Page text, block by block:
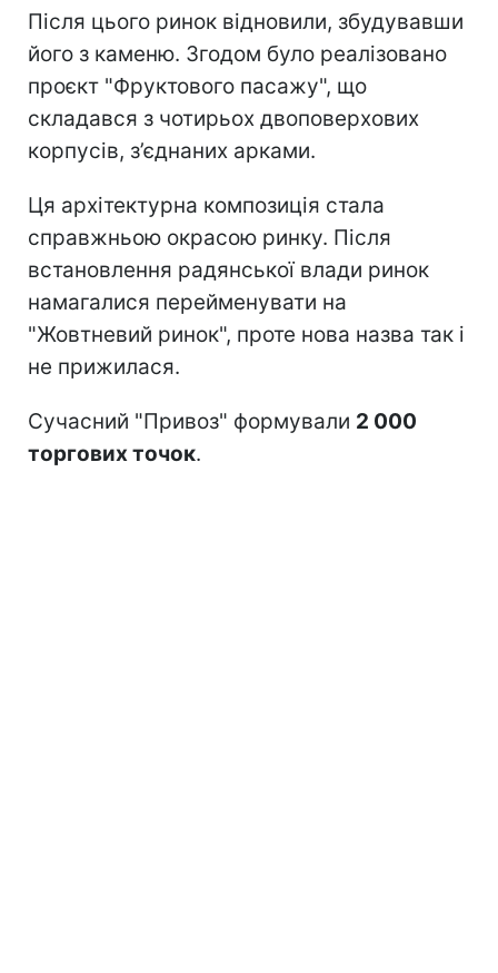
Після цього ринок відновили, збудувавши
його з каменю. Згодом було реалізовано
проєкт "Фруктового пасажу", що
складався з чотирьох двоповерхових
корпусів, з’єднаних арками.
Ця архітектурна композиція стала
справжньою окрасою ринку. Після
встановлення радянської влади ринок
намагалися перейменувати на
"Жовтневий ринок", проте нова назва так і
не прижилася.
Сучасний "Привоз" формували 2 000
торгових точок.